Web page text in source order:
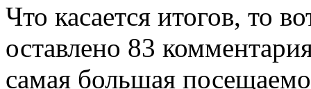
Что касается итогов, то
оставлено 83
самая большая